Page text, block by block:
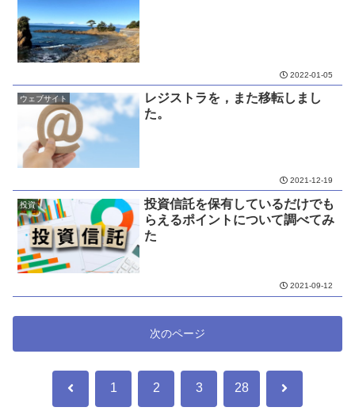
2022-01-05
ウェブサイト
レジストラを，また移転しまし
た。
2021-12-19
投資
投資信託を保有しているだけでも
らえるポイントについて調べてみ
た
2021-09-12
次のページ
前 1 2 3 28 次